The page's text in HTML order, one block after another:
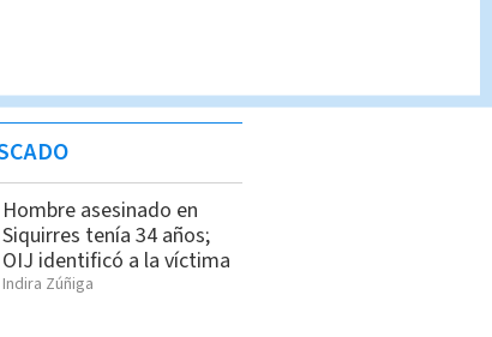
Hombre asesinado en
Siquirres tenía 34 años;
OIJ identificó a la víctima
Indira Zúñiga